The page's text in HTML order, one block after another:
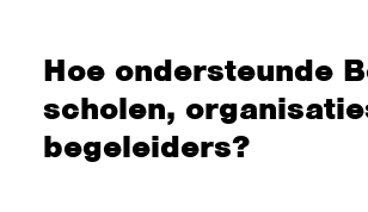
Hoe ondersteunde
scholen,
begeleiders?